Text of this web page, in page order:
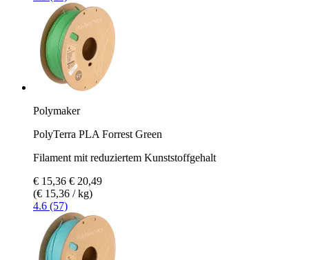
Polymaker
PolyTerra PLA Forrest Green
Filament mit reduziertem Kunststoffgehalt
€ 15,36 € 20,49
(€ 15,36 / kg)
4.6 (57)